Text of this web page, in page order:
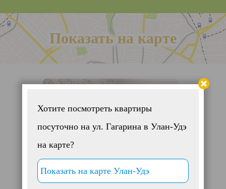
Показать на карте
Хотите посмотреть квартиры
посуточно на ул. Гагарина в Улан-Удэ
на карте?
Показать на карте Улан-Удэ